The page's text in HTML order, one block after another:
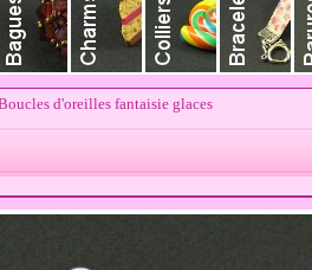
d'oreilles fantaisie glaces